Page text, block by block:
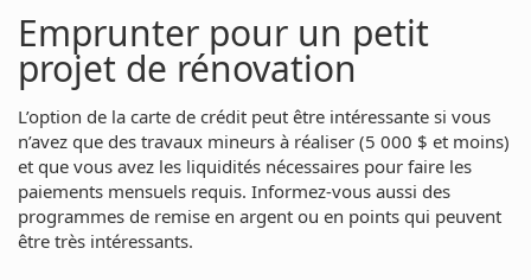
Emprunter pour un petit
projet de rénovation
L’option de la carte de crédit peut être intéressante si vous
n’avez que des travaux mineurs à réaliser (5 000 $ et moins)
et que vous avez les liquidités nécessaires pour faire les
paiements mensuels requis. Informez-vous aussi des
programmes de remise en argent ou en points qui peuvent
être très intéressants.